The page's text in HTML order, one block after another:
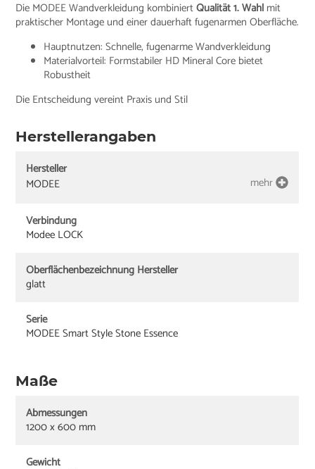
Die MODEE Wandverkleidung kombiniertQualität 1. Wahl mit
praktischer Montage und einer dauerhaft fugenarmen Oberfläche.
Hauptnutzen: Schnelle, fugenarme Wandverkleidung
Materialvorteil: Formstabiler HD Mineral Core bietet
Robustheit
Die Entscheidung vereint Praxis und Stil
Herstellerangaben
Hersteller
MODEE
mehr
Verbindung
Modee LOCK
Oberflächenbezeichnung Hersteller
glatt
Serie
MODEE Smart Style Stone Essence
Maße
Abmessungen
1200 x 600 mm
Gewicht